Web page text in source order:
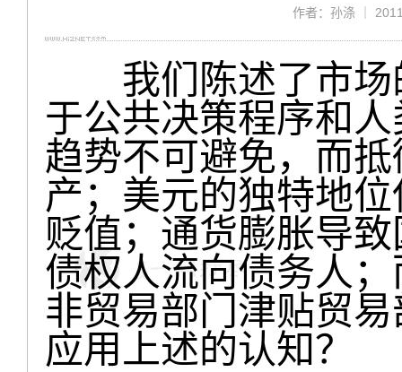
作者：孙涤 ｜
我们陈述了市场
于公共决策程序和
趋势不可避免，而
产；美元的独特地
贬值；通货膨胀导
债权人流向债务人
非贸易部门津贴贸
应用上述的认知？